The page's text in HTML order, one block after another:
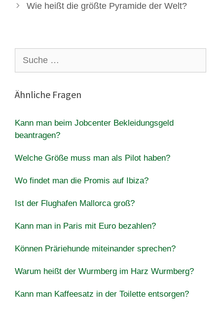
Wie heißt die größte Pyramide der Welt?
nach:
Ähnliche Fragen
Kann man beim Jobcenter Bekleidungsgeld
beantragen?
Welche Größe muss man als Pilot haben?
Wo findet man die Promis auf Ibiza?
Ist der Flughafen Mallorca groß?
Kann man in Paris mit Euro bezahlen?
Können Präriehunde miteinander sprechen?
Warum heißt der Wurmberg im Harz Wurmberg?
Kann man Kaffeesatz in der Toilette entsorgen?